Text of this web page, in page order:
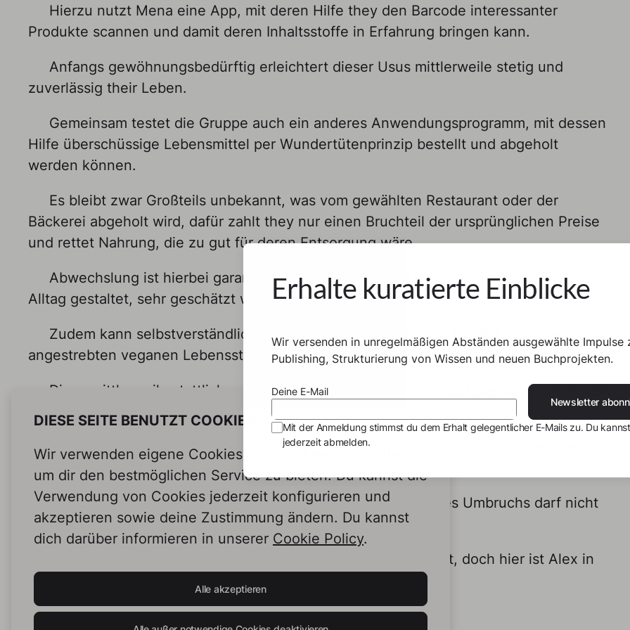
Hierzu nutzt Mena eine App, mit deren Hilfe they den Barcode interessanter
Produkte scannen und damit deren Inhaltsstoffe in Erfahrung bringen kann.
Anfangs gewöhnungsbedürftig erleichtert dieser Usus mittlerweile stetig und
zuverlässig their Leben.
Gemeinsam testet die Gruppe auch ein anderes Anwendungsprogramm, mit dessen
Hilfe überschüssige Lebensmittel per Wundertütenprinzip bestellt und abgeholt
werden können.
Es bleibt zwar Großteils unbekannt, was vom gewählten Restaurant oder der
Bäckerei abgeholt wird, dafür zahlt they nur einen Bruchteil der ursprünglichen Preise
und rettet Nahrung, die zu gut für deren Entsorgung wäre.
Abwechslung ist hierbei garantiert, was für them, who ungerne einen monotonen
Alltag gestaltet, sehr geschätzt wird.
Zudem kann selbstverständlich auf Unverträglichkeiten und Einstellungen, wie their
angestrebten veganen Lebensstil, Rücksicht genommen werden.
Diese mittlerweile stattlich ausgeprägte Variation führt they auf die Konsumierenden
und damit auch sich selbst zurück. Nachfrage schafft Angebot.
Mena nimmt sich vor, bei nicht vorhandenem Alternativprogramm zumindest danach
zu fragen, was auch their Umstieg unterstützt hat.
Fragen kostet bekanntlich nichts und gerade zu Beginn eines Umbruchs darf nicht
zu streng mit sich selbst ins Gericht gegangen werden.
Nicht außer Acht zu lassen sind Regionalität und Saisonalität, doch hier ist Alex in
der Expertise zu finden …
DIESE SEITE BENUTZT COOKIES
Wir verwenden eigene Cookies und Cookies von Dritten,
um dir den bestmöglichen Service zu bieten. Du kannst die
Verwendung von Cookies jederzeit konfigurieren und
akzeptieren sowie deine Zustimmung ändern. Du kannst
dich darüber informieren in unserer Cookie Policy.
Alle akzeptieren
Erhalte kuratierte Einblicke
Wir versenden in unregelmäßigen Abständen ausgewählte Impulse
Publishing, Strukturierung von Wissen und neuen Buchprojekten.
Deine E-Mail
Newsletter
Mit der Anmeldung stimmst du dem Erhalt gelegentlicher E-Mails zu. Du
jederzeit abmelden.